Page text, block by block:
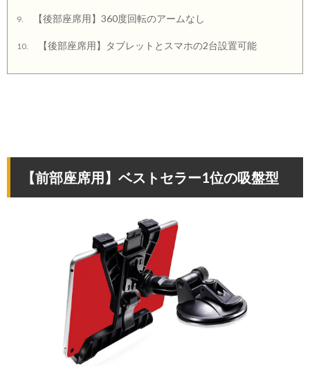
9. 【後部座席用】360度回転のアームなし
10. 【後部座席用】タブレットとスマホの2台設置可能
【前部座席用】ベストセラー1位の吸盤型